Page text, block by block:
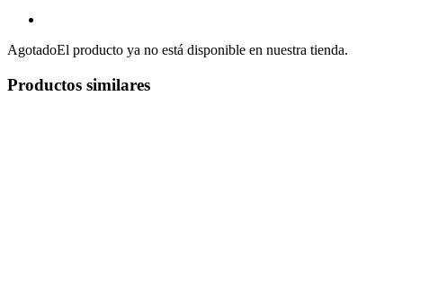
AgotadoEl producto ya no está disponible en nuestra tienda.
Productos similares